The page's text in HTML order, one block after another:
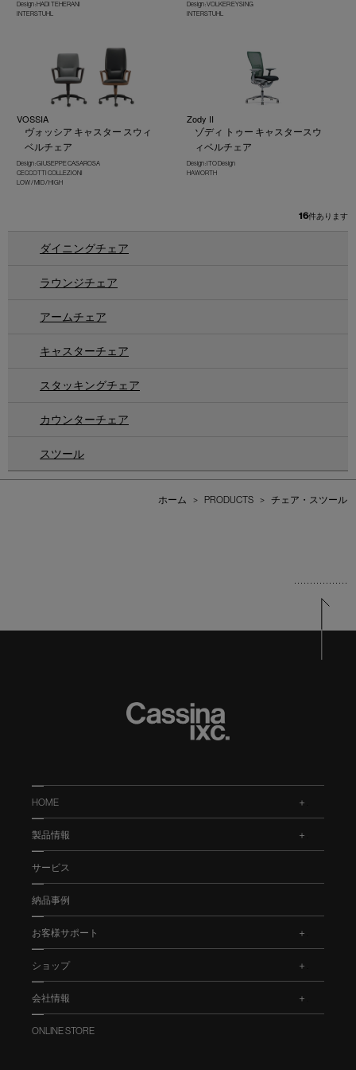
Design : HADI TEHERANI
INTERSTUHL
Design : VOLKER EYSING
INTERSTUHL
VOSSIA
ヴォッシア キャスター スウィ
ベルチェア
Design : GIUSEPPE CASAROSA
CECCOTTI COLLEZIONI
LOW / MID / HIGH
Zody II
ゾディ トゥー キャスタースウ
ィベルチェア
Design : ITO Design
HAWORTH
16件あります
ダイニングチェア
ラウンジチェア
アームチェア
キャスターチェア
スタッキングチェア
カウンターチェア
スツール
ホーム > PRODUCTS > チェア・スツール
HOME
製品情報
サービス
納品事例
お客様サポート
ショップ
会社情報
ONLINE STORE